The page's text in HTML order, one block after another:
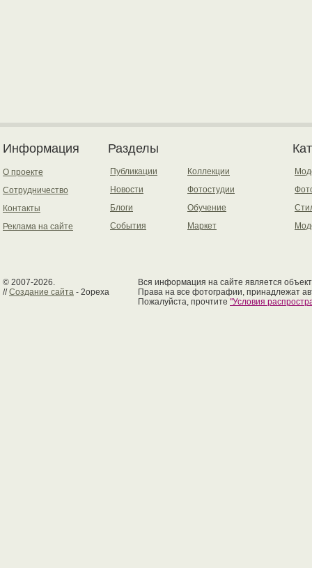
Информация
О проекте
Сотрудничество
Контакты
Реклама на сайте
Разделы
Публикации
Новости
Блоги
События
Коллекции
Фотостудии
Обучение
Маркет
© 2007-2026.
//Создание сайта - 2opexa
Вся информация на сайте является
Права на все фотографии, принадлежат
Пожалуйста, прочтите "Условия